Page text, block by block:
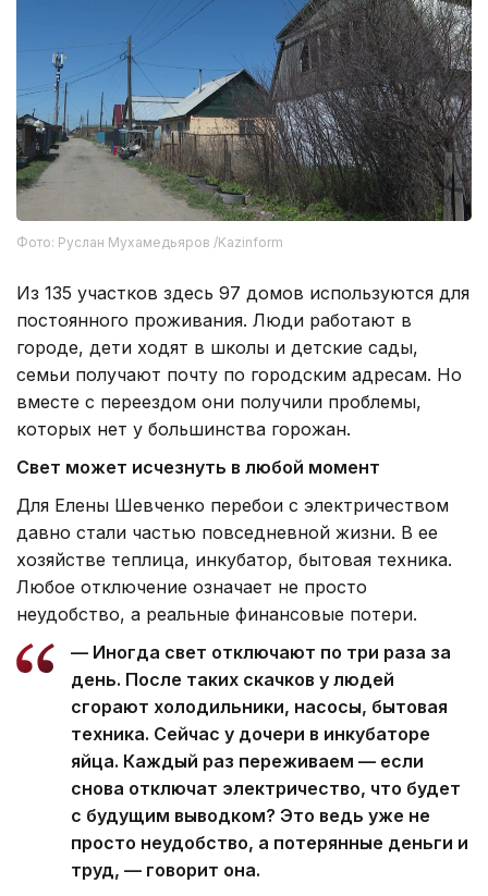
Фото: Руслан Мухамедьяров /Kazinform
Из 135 участков здесь 97 домов используются для
постоянного проживания. Люди работают в
городе, дети ходят в школы и детские сады,
семьи получают почту по городским адресам. Но
вместе с переездом они получили проблемы,
которых нет у большинства горожан.
Свет может исчезнуть в любой момент
Для Елены Шевченко перебои с электричеством
давно стали частью повседневной жизни. В ее
хозяйстве теплица, инкубатор, бытовая техника.
Любое отключение означает не просто
неудобство, а реальные финансовые потери.
— Иногда свет отключают по три раза за
день. После таких скачков у людей
сгорают холодильники, насосы, бытовая
техника. Сейчас у дочери в инкубаторе
яйца. Каждый раз переживаем — если
снова отключат электричество, что будет
с будущим выводком? Это ведь уже не
просто неудобство, а потерянные деньги и
труд, — говорит она.